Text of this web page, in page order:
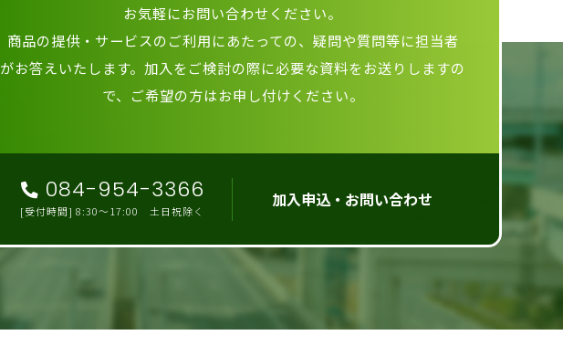
お気軽にお問い合わせください。
商品の提供・サービスのご利用にあたっての、疑問や質問等に担当者
がお答えいたします。加入をご検討の際に必要な資料をお送りしますの
で、ご希望の方はお申し付けください。
084-954-3366
[受付時間] 8:30～17:00 土日祝除く
加入申込・お問い合わせ